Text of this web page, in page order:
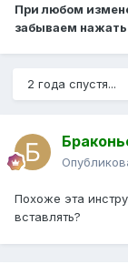
При любом
забываем
2 года спустя...
Похоже эта
вставлять?